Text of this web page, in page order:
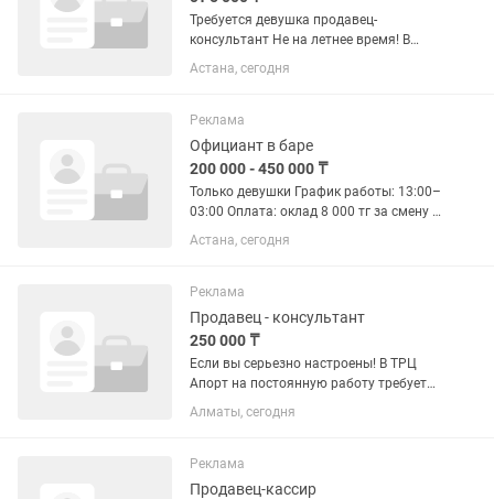
Требуется девушка продавец-
консультант Не на летнее время! В
магазин «1000 мелочей + Распечатка»
Условия: График: с 11:00 до 22:00
Астана, сегодня
Реклама
Официант в баре
200 000 - 450 000 ₸
Только девушки График работы: 13:00–
03:00 Оплата: оклад 8 000 тг за смену +
3% от кассы. Питание и развозка есть.
Обязанности: обслуживание гостей;
меню; ...
Астана, сегодня
Реклама
Продавец - консультант
250 000 ₸
Если вы серьезно настроены! В ТРЦ
Апорт на постоянную работу требуется
девушка продавец-мороженщица на
островок по продаже гонконгского
График 2/2 Обучение 2-3 дня...
Алматы, сегодня
Реклама
Продавец-кассир